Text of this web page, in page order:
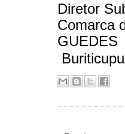
Diretor
Comarca
GUEDES